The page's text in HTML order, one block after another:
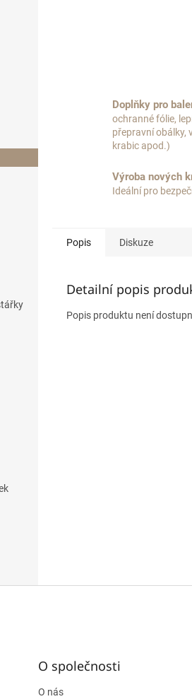
Doplňky pro
ochranné fólie,
přepravní obálky,
krabic apod.)
Výroba nových
Ideální pro
Popis Diskuze
Detailní popis
Popis produktu není
O společnosti
O nás